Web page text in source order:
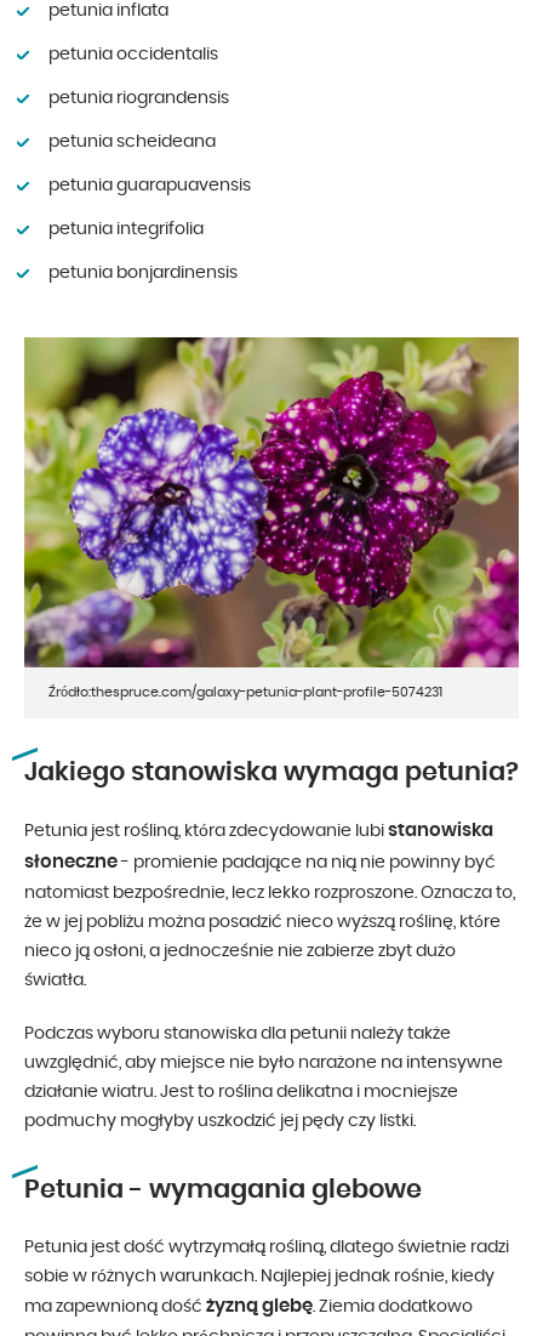
petunia inflata
petunia occidentalis
petunia riograndensis
petunia scheideana
petunia guarapuavensis
petunia integrifolia
petunia bonjardinensis
Źródło:thespruce.com/galaxy-petunia-plant-profile-5074231
Jakiego stanowiska wymaga petunia?
Petunia jest rośliną, która zdecydowanie lubi stanowiska
słoneczne- promienie padające na nią nie powinny być
natomiast bezpośrednie, lecz lekko rozproszone. Oznacza to,
że w jej pobliżu można posadzić nieco wyższą roślinę, które
nieco ją osłoni, a jednocześnie nie zabierze zbyt dużo
światła.
Podczas wyboru stanowiska dla petunii należy także
uwzględnić, aby miejsce nie było narażone na intensywne
działanie wiatru. Jest to roślina delikatna i mocniejsze
podmuchy mogłyby uszkodzić jej pędy czy listki.
Petunia - wymagania glebowe
Petunia jest dość wytrzymałą rośliną, dlatego świetnie radzi
sobie w różnych warunkach. Najlepiej jednak rośnie, kiedy
ma zapewnioną dość żyzną glebę. Ziemia dodatkowo